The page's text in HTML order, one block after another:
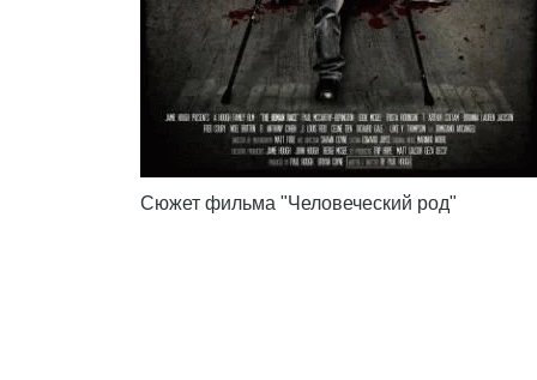
Сюжет фильма "Человеческий род"